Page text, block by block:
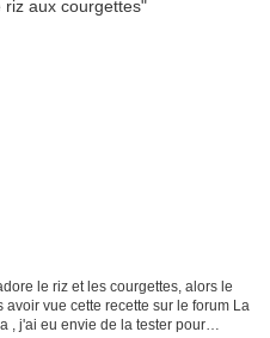
le riz et les courgettes, alors le
vue cette recette sur le forum La
, j'ai eu envie de la tester pour